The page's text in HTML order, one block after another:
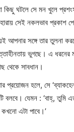
কিছু ঘটলে সে মন খুলে
সেই নকলভাব প্রকাশ
আপনার সঙ্গে তার তুলনা
ভুগছে। এ ধরনের
থেকে সাবধান।
প্রয়োজন হলে, সে
বলবে। যেমন : ‘বাহ্, তুমি
এটা পাবে।’